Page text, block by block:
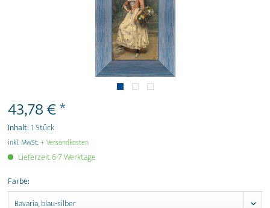
43,78 € *
Inhalt:1 Stück
inkl. MwSt.+ Versandkosten
Lieferzeit 6-7 Werktage
Farbe: